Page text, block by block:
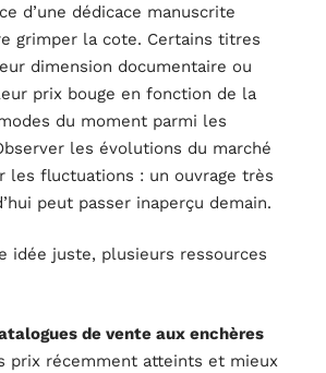
d’une dédicace manuscrite
grimper la cote. Certains titres
dimension documentaire ou
prix bouge en fonction de la
du moment parmi les
les évolutions du marché
les fluctuations : un ouvrage très
peut passer inaperçu demain.
idée juste, plusieurs ressources
de vente aux enchères
prix récemment atteints et mieux